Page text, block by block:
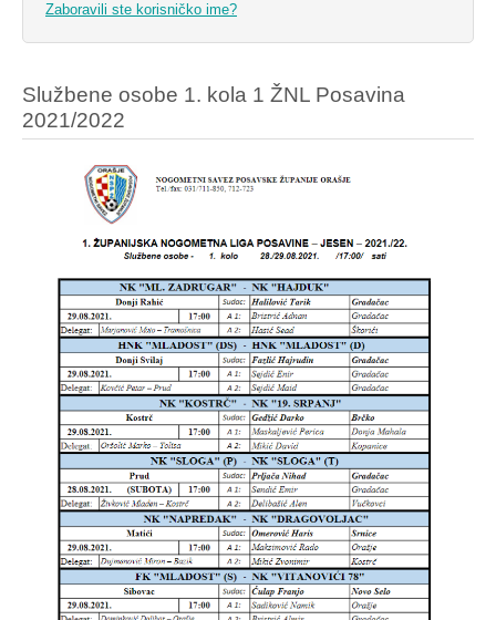
Zaboravili ste korisničko ime?
Službene osobe 1. kola 1 ŽNL Posavina
2021/2022